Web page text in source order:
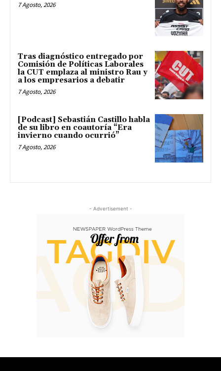
7 Agosto, 2026
Tras diagnóstico entregado por
Comisión de Políticas Laborales
la CUT emplaza al ministro Rau y
a los empresarios a debatir
7 Agosto, 2026
[Podcast] Sebastián Castillo habla
de su libro en coautoría “Era
invierno cuando ocurrió”
7 Agosto, 2026
- Advertisement -